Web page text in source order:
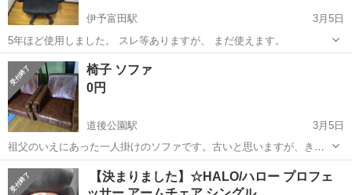
伊予富田駅
3月5日
5年ほど使用しました。 スレ等ありますが、 まだ使えます。
愛媛 今治市 伊予富田駅
椅子 ソファ
0円
道後公園駅
3月5日
祖父のいえにあった一人掛けのソファです。古いと思いますが、きれ
いです。2つあります。 サイズは70x70x70ほどで、座面の高さは35cm
ほどです。 松山近郊なら、1000円でお届けもできます。
愛媛 松山市 道後公園駅 ソファ
​ 【決まりました】☆HALO/ハロー プロフェ